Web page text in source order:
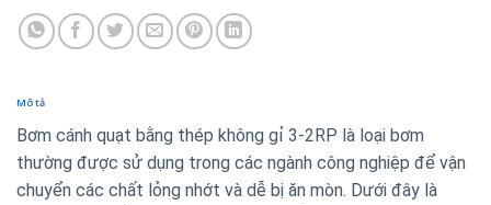
Mô tả
Bơm cánh quạt bằng thép không gỉ 3-2RP là loại bơm
thường được sử dụng trong các ngành công nghiệp để vận
chuyển các chất lỏng nhớt và dễ bị ăn mòn. Dưới đây là